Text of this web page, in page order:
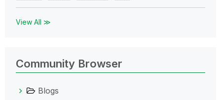
View All ≫
Community Browser
Blogs